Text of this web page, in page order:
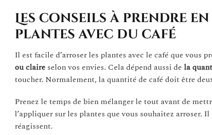
Les conseils à prendre
plantes avec du café
Il est facile d’arroser les plantes avec le café que vous
ou claire selon vos envies. Cela dépend aussi de la
toucher. Normalement, la quantité de café doit être
Prenez le temps de bien mélanger le tout avant de
l’appliquer sur les plantes que vous souhaitez arroser.
réagissent.